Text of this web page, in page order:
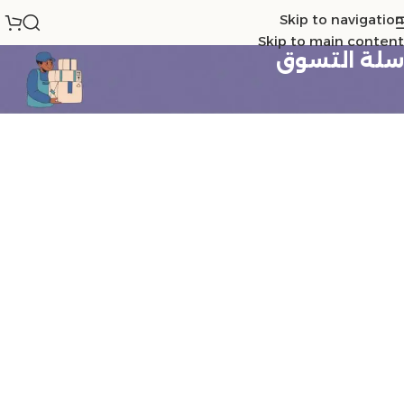
Skip to navigation
Skip to main content
سلة التسوق